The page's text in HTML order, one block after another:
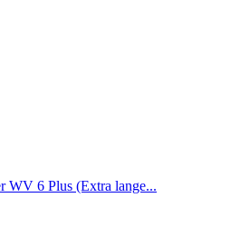
WV 6 Plus (Extra lange...